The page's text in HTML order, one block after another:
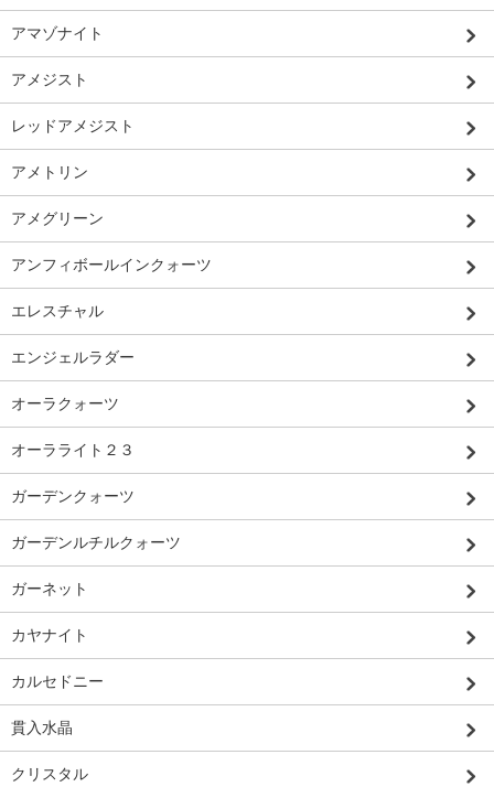
アマゾナイト
アメジスト
レッドアメジスト
アメトリン
アメグリーン
アンフィボールインクォーツ
エレスチャル
エンジェルラダー
オーラクォーツ
オーラライト２３
ガーデンクォーツ
ガーデンルチルクォーツ
ガーネット
カヤナイト
カルセドニー
貫入水晶
クリスタル